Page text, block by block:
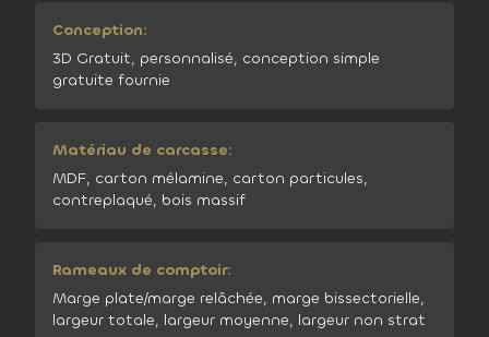
Conception:
3D Gratuit, personnalisé, conception simple
gratuite fournie
Matériau de carcasse:
MDF, carton mélamine, carton particules,
contreplaqué, bois massif
Rameaux de comptoir:
Marge plate/marge relâchée, marge bissectorielle,
largeur totale, largeur moyenne, largeur non strat